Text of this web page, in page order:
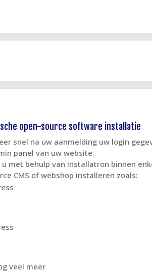
open-source software installatie
snel na uw aanmelding uw login
panel van uw website.
u met behulp van Installatron binnen
CMS of webshop installeren zoals:
veel meer